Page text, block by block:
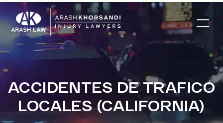
ACCIDENTES DE TRAFICO
LOCALES (CALIFORNIA)